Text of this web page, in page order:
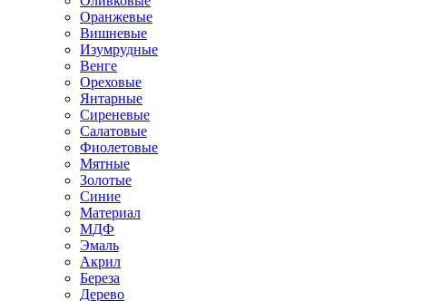
Оранжевые
Вишневые
Изумрудные
Венге
Ореховые
Янтарные
Сиреневые
Салатовые
Фиолетовые
Мятные
Золотые
Синие
Материал
МДФ
Эмаль
Акрил
Береза
Дерево